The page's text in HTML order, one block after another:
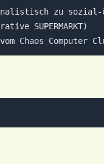
zu sozial-
SUPERMARKT)